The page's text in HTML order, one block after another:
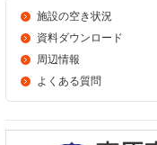
施設の空き状況
資料ダウンロード
周辺情報
よくある質問